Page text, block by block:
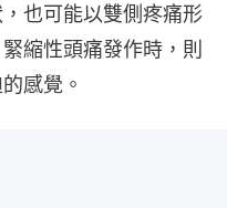
也可能以雙側疼痛形
縮性頭痛發作時，則
感覺。